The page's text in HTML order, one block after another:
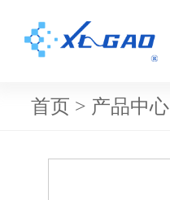
首页 > 产品中心